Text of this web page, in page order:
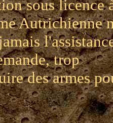
sous licence
Autrichienne
trop
des armes